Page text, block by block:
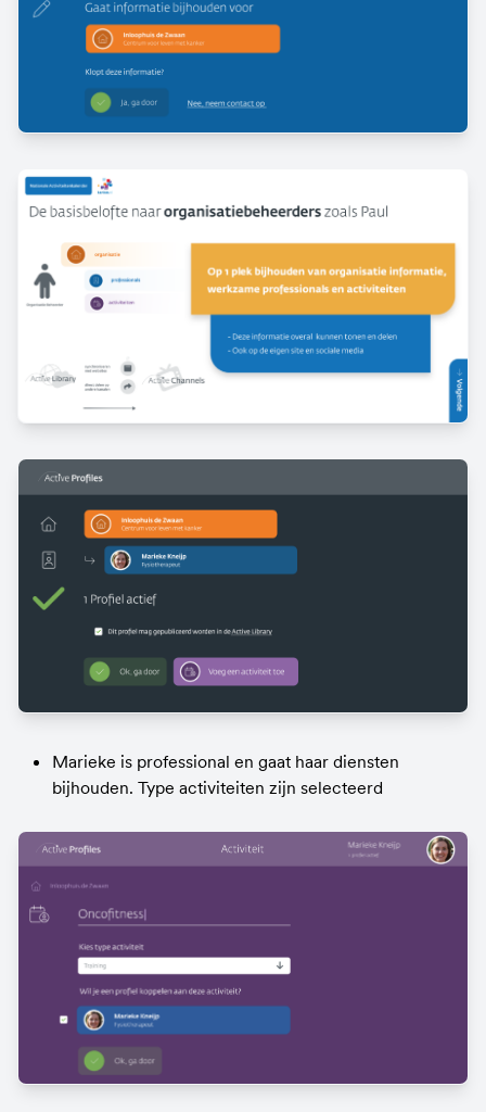
Marieke is professional en gaat haar diensten
bijhouden. Type activiteiten zijn selecteerd